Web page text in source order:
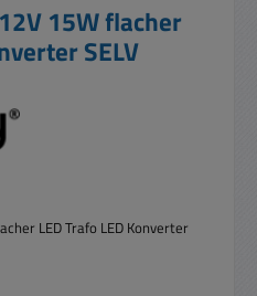
15W flacher
SELV